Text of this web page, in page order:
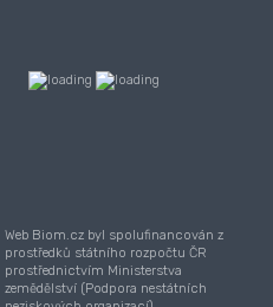
Web Biom.cz byl spolufinancován z
prostředků státního rozpočtu ČR
prostřednictvím Ministerstva
zemědělství (Podpora nestátních